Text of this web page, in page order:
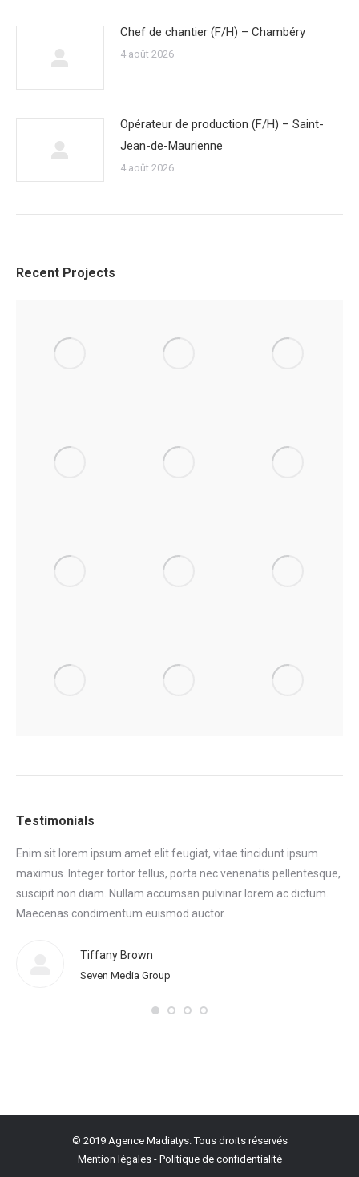
Chef de chantier (F/H) – Chambéry
4 août 2026
Opérateur de production (F/H) – Saint-
Jean-de-Maurienne
4 août 2026
Recent Projects
Testimonials
Enim sit lorem ipsum amet elit feugiat, vitae tincidunt ipsum
maximus. Integer tortor tellus, porta nec venenatis pellentesque,
suscipit non diam. Nullam accumsan pulvinar lorem ac dictum.
Maecenas condimentum euismod auctor.
Tiffany Brown
Seven Media Group
© 2019 Agence Madiatys. Tous droits réservés
Mention légales- Politique de confidentialité